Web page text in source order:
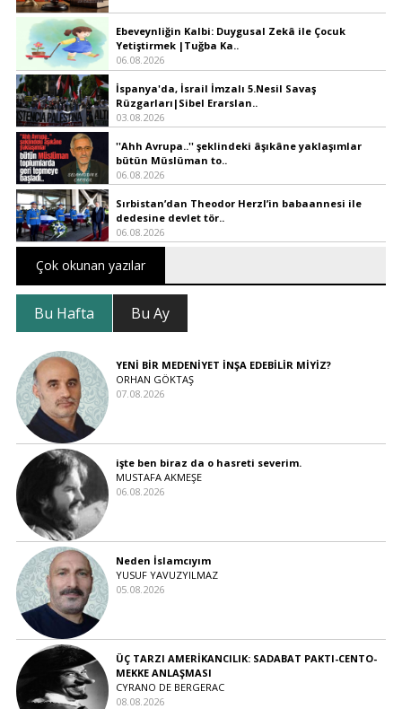
Ebeveynliğin Kalbi: Duygusal Zekâ ile Çocuk
Yetiştirmek |Tuğba Ka..
06.08.2026
İspanya'da, İsrail İmzalı 5.Nesil Savaş
Rüzgarları|Sibel Erarslan..
03.08.2026
''Ahh Avrupa..'' şeklindeki âşıkâne yaklaşımlar
bütün Müslüman to..
06.08.2026
Sırbistan’dan Theodor Herzl’in babaannesi ile
dedesine devlet tör..
06.08.2026
Çok okunan yazılar
Bu Hafta Bu Ay
YENİ BİR MEDENİYET İNŞA EDEBİLİR MİYİZ?
ORHAN GÖKTAŞ
07.08.2026
işte ben biraz da o hasreti severim.
MUSTAFA AKMEŞE
06.08.2026
Neden İslamcıyım
YUSUF YAVUZYILMAZ
05.08.2026
ÜÇ TARZI AMERİKANCILIK: SADABAT PAKTI-CENTO-
MEKKE ANLAŞMASI
CYRANO DE BERGERAC
08.08.2026